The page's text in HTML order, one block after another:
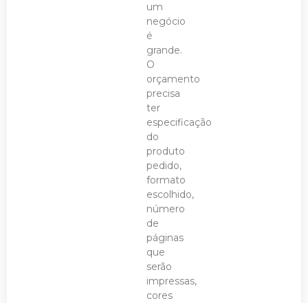
um
negócio
é
grande.
O
orçamento
precisa
ter
especificação
do
produto
pedido,
formato
escolhido,
número
de
páginas
que
serão
impressas,
cores